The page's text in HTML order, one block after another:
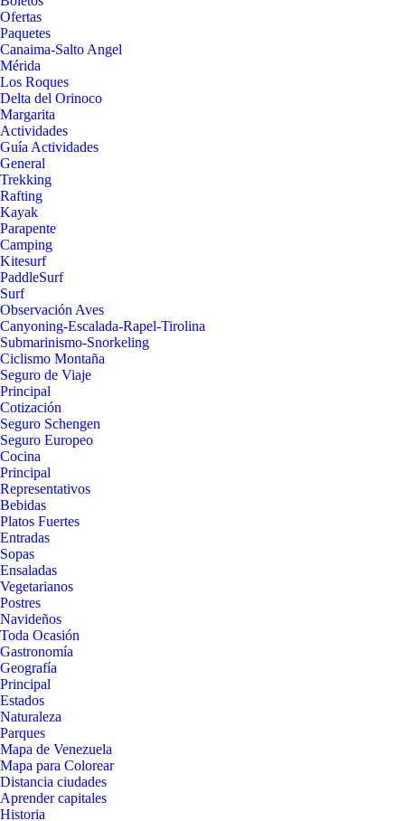
Ofertas
Paquetes
Canaima-Salto Angel
Mérida
Los Roques
Delta del Orinoco
Margarita
Actividades
Guía Actividades
General
Trekking
Rafting
Kayak
Parapente
Camping
Kitesurf
PaddleSurf
Surf
Observación Aves
Canyoning-Escalada-Rapel-Tirolina
Submarinismo-Snorkeling
Ciclismo Montaña
Seguro de Viaje
Principal
Cotización
Seguro Schengen
Seguro Europeo
Cocina
Principal
Representativos
Bebidas
Platos Fuertes
Entradas
Sopas
Ensaladas
Vegetarianos
Postres
Navideños
Toda Ocasión
Gastronomía
Geografía
Principal
Estados
Naturaleza
Parques
Mapa de Venezuela
Mapa para Colorear
Distancia ciudades
Aprender capitales
Historia